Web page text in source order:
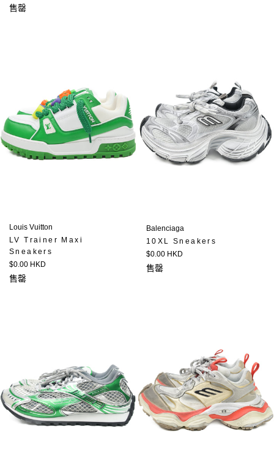
價
售罄
Louis Vuitton
LV Trainer Maxi
Sneakers
定
價
$0.00 HKD
售罄
Balenciaga
10XL Sneakers
定
價
$0.00 HKD
售罄